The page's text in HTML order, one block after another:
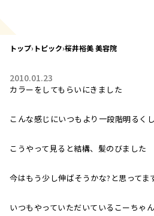
トップ› トピック›桜井裕美 美容院
2010.01.23
カラーをしてもらいにきました
こんな感じにいつもより一段階明るく
こうやって見ると結構、髪のびました
今はもう少し伸ばそうかな?と思ってま
いつもやっていただいているこーちゃん